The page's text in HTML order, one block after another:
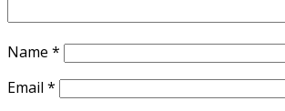
Name *
Email *